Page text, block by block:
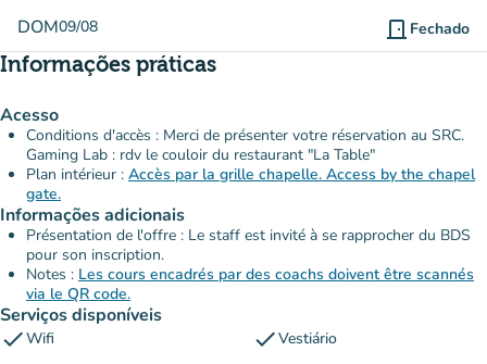
DOM09/08 door_front Fechado
Informações práticas
Acesso
Conditions d'accès : Merci de présenter votre réservation au SRC.
Gaming Lab : rdv le couloir du restaurant "La Table"
Plan intérieur : Accès par la grille chapelle. Access by the chapel
gate.
Informações adicionais
Présentation de l'offre : Le staff est invité à se rapprocher du BDS
pour son inscription.
Notes : Les cours encadrés par des coachs doivent être scannés
via le QR code.
Serviços disponíveis
checkWifi checkVestiário